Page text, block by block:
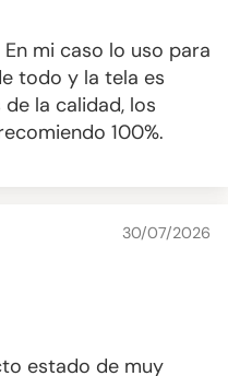
mi caso lo uso para
todo y la tela es
la calidad, los
100%.
30/07/2026
estado de muy